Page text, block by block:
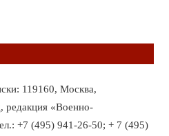
119160, Москва,
редакция «Военно-
+7 (495) 941-26-50; + 7 (495)